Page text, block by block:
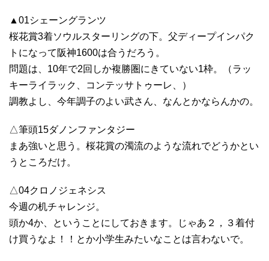
▲01シェーングランツ
桜花賞3着ソウルスターリングの下。父ディープインパク
トになって阪神1600は合うだろう。
問題は、10年で2回しか複勝圏にきていない1枠。（ラッ
キーライラック、コンテッサトゥーレ、）
調教よし、今年調子のよい武さん、なんとかならんかの。
△筆頭15ダノンファンタジー
まあ強いと思う。桜花賞の濁流のような流れでどうかとい
うところだけ。
△04クロノジェネシス
今週の机チャレンジ。
頭か4か、ということにしておきます。じゃあ２，３着付
け買うなよ！！とか小学生みたいなことは言わないで。